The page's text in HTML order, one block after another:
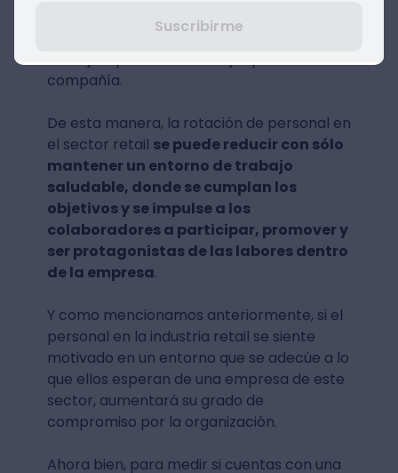
entorno de trabajo adecuado para que los
colaboradores puedan vislumbrar las
compañía.
De esta manera, la rotación de personal en
el sector retail se puede reducir con sólo
mantener un entorno de trabajo
saludable, donde se cumplan los
objetivos y se impulse a los
colaboradores a participar, promover y
ser protagonistas de las labores dentro
de la empresa.
Y como mencionamos anteriormente, si el
personal en la industria retail se siente
motivado en un entorno que se adecúe a lo
que ellos esperan de una empresa de este
sector, aumentará su grado de
compromiso por la organización.
Ahora bien, para medir si cuentas con una
Suscribirme